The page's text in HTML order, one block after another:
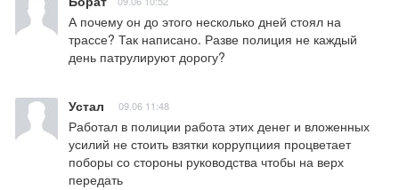
А почему он до этого несколько дней стоял на
трассе? Так написано. Разве полиция не каждый
день патрулируют дорогу?
Устал 09.06 11:48
Работал в полиции работа этих денег и вложенных
усилий не стоить взятки коррупциия процветает
поборы со стороны руководства чтобы на верх
передать